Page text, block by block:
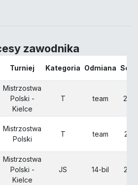
zawodnika
Turniej Kategoria Odmiana
Mistrzostwa
Polski -
Kielce
T team
Mistrzostwa
Polski
T team
Mistrzostwa
Polski -
Kielce
JS 14-bil